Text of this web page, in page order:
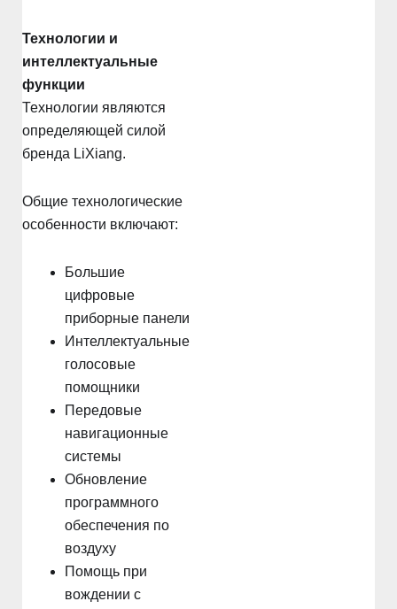
Технологии и
интеллектуальные
функции
Технологии являются
определяющей силой
бренда LiXiang.
Общие технологические
особенности включают:
Большие
цифровые
приборные панели
Интеллектуальные
голосовые
помощники
Передовые
навигационные
системы
Обновление
программного
обеспечения по
воздуху
Помощь при
вождении с